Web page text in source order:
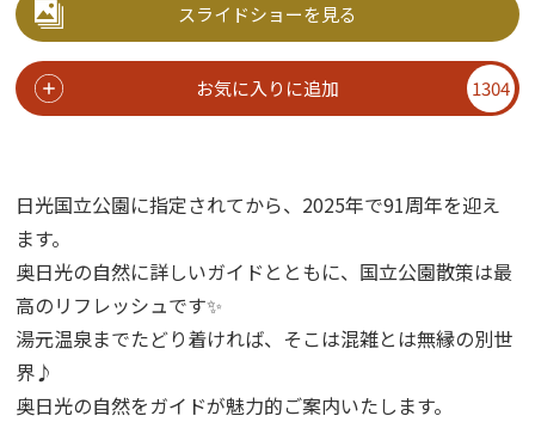
スライドショーを見る
お気に入りに追加 1304
日光国立公園に指定されてから、2025年で91周年を迎え
ます。
奥日光の自然に詳しいガイドとともに、国立公園散策は最
高のリフレッシュです✨
湯元温泉までたどり着ければ、そこは混雑とは無縁の別世
界♪
奥日光の自然をガイドが魅力的ご案内いたします。